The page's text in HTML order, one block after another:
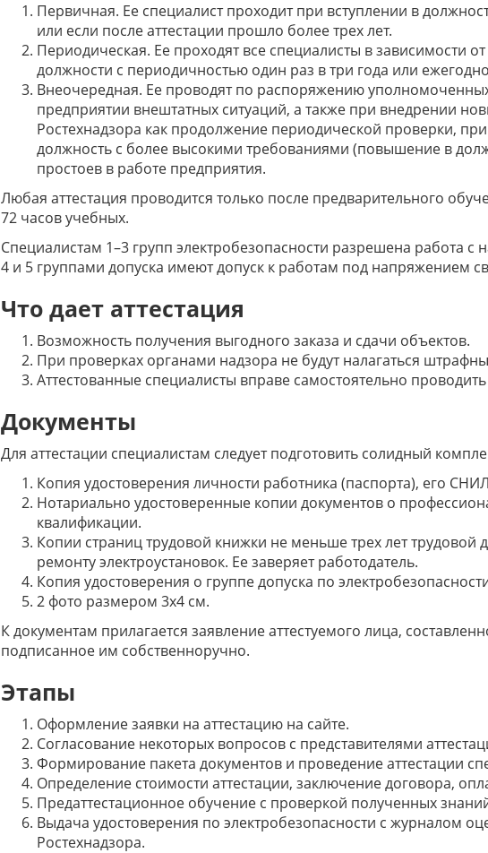
Первичная. Ее специалист проходит при вступлении в
или если после аттестации прошло более трех лет.
Периодическая. Ее проходят все специалисты в зависимости
должности с периодичностью один раз в три года или
Внеочередная. Ее проводят по распоряжению
предприятии внештатных ситуаций, а также при внедрении
Ростехнадзора как продолжение периодической проверки,
должность с более высокими требованиями (повышение в
простоев в работе предприятия.
Любая аттестация проводится только после предварительного
72 часов учебных.
Специалистам 1–3 групп электробезопасности разрешена работа
4 и 5 группами допуска имеют допуск к работам под напряжением
Что дает аттестация
Возможность получения выгодного заказа и сдачи объектов.
При проверках органами надзора не будут налагаться
Аттестованные специалисты вправе самостоятельно
Документы
Для аттестации специалистам следует подготовить солидный
Копия удостоверения личности работника (паспорта), его
Нотариально удостоверенные копии документов о
квалификации.
Копии страниц трудовой книжки не меньше трех лет трудовой
ремонту электроустановок. Ее заверяет работодатель.
Копия удостоверения о группе допуска по
2 фото размером 3х4 см.
К документам прилагается заявление аттестуемого лица,
подписанное им собственноручно.
Этапы
Оформление заявки на аттестацию на сайте.
Согласование некоторых вопросов с представителями
Формирование пакета документов и проведение аттестации
Определение стоимости аттестации, заключение договора,
Предаттестационное обучение с проверкой полученных
Выдача удостоверения по электробезопасности с журналом
Ростехнадзора.